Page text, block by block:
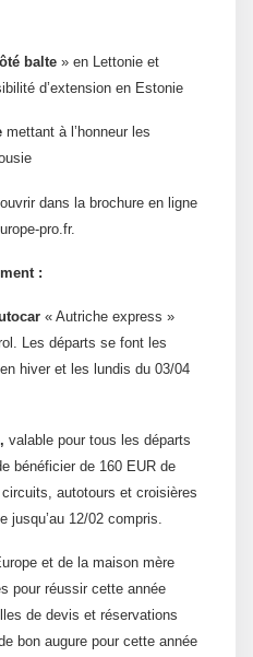
balte » en Lettonie et
d’extension en Estonie
mettant à l’honneur les
dans la brochure en ligne
pro.fr.
:
« Autriche express »
Les départs se font les
hiver et les lundis du 03/04
valable pour tous les départs
bénéficier de 160 EUR de
autotours et croisières
jusqu’au 12/02 compris.
et de la maison mère
pour réussir cette année
de devis et réservations
bon augure pour cette année